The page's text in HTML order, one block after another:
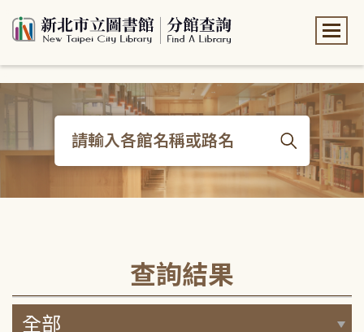
查詢結果